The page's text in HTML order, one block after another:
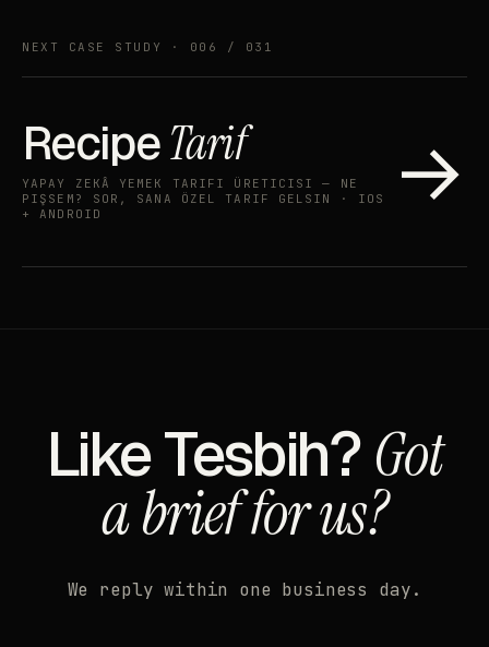
NEXT CASE STUDY · 006 / 031
RecipeTarif
YAPAY ZEKÂ YEMEK TARIFI ÜRETICISI — NE
PIŞSEM? SOR, SANA ÖZEL TARIF GELSIN · IOS
+ ANDROID
→
Like Tesbih?Got
a brief for us?
We reply within one business day.